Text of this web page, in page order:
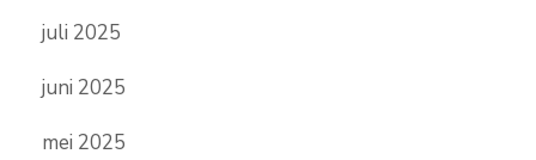
juli 2025
juni 2025
mei 2025